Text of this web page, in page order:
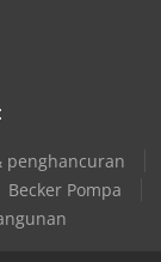
penghancuran
Becker Pompa